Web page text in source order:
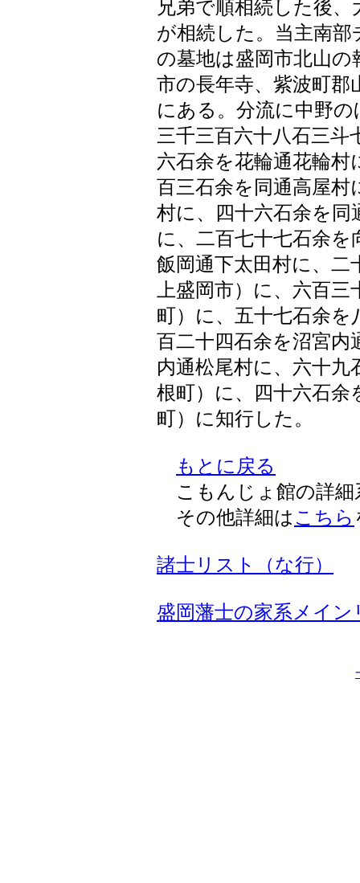
兄弟で順相続した後
が相続した。当主南
の墓地は盛岡市北山
市の長年寺、紫波町郡
にある。分流に中野
三千三百六十八石三斗
六石余を花輪通花輪村
百三石余を同通高屋村
村に、四十六石余を同
に、二百七十七石余
飯岡通下太田村に、二
上盛岡市）に、六百
町）に、五十七石余を
百二十四石余を沼宮内
内通松尾村に、六十九
根町）に、四十六石余
町）に知行した。
もとに戻る
こもんじょ館の詳細
その他詳細はこちら
諸士リスト（な行）
盛岡藩士の家系メイン